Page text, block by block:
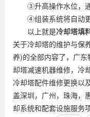
③升高操作水位，通
④组装系统将自动更
以上就是冷却塔填
关于冷却塔的维护与保
养)的全部内容了，广
却塔减速机器维修，冷
冷却塔配件维修更换以
盖深圳，广州，珠海，
却系统和配套设施服务